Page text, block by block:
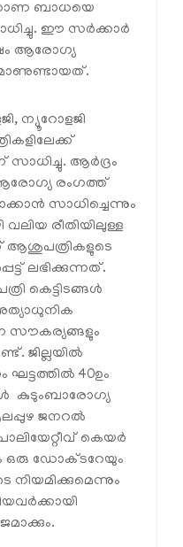
ബാധയെ
ഈ സര്‍ക്കാര്‍
ആരോഗ്യ
ന്യൂറോളജി
ആര്‍ദ്രം
രംഗത്ത്
സാധിച്ചെന്നും
രീതിയിലുള്ള
ലഭിക്കുന്നത്.
കെട്ടിടങ്ങള്‍
സൗകര്യങ്ങളും
ജില്ലയില്‍
ഘട്ടത്തില്‍ 40ഉം
കുടുംബാരോഗ്യ
ജനറല്‍
കെയര്‍
ഒരു ഡോക്ടറേയും
നിയമിക്കുമെന്നും